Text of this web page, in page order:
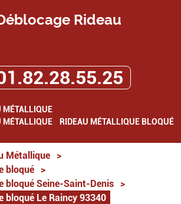
Rideau
MÉTALLIQUE
MÉTALLIQUE
RIDEAU MÉTALLIQUE BLOQUÉ
Métallique
>
bloqué
>
bloqué Seine-Saint-Denis
>
bloqué Le Raincy 93340